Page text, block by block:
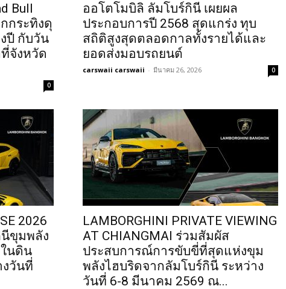
Bull
กระทิงดุ
ปี กับวัน
จังหวัด
0
ออโตโมบิลิ ลัมโบร์กินี เผยผล
ประกอบการปี 2568 สุดแกร่ง ทุบ
สถิติสูงสุดตลอดกาลทั้งรายได้และ
ยอดส่งมอบรถยนต์
carswaii carswaii - มีนาคม 26, 2026 0
2026
ขุมพลัง
นดิน
วันที่
LAMBORGHINI PRIVATE VIEWING
AT CHIANGMAI ร่วมสัมผัส
ประสบการณ์การขับขี่ที่สุดแห่งขุม
พลังไฮบริดจากลัมโบร์กินี ระหว่าง
วันที่ 6-8 มีนาคม 2569 ณ...